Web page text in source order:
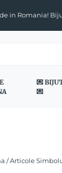
in Romania!
💌
💌
/Articole